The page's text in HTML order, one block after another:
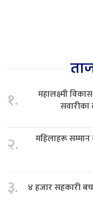
१.
महालक्ष्मी
सवारीका
२.
महिलाहरू सम्मान
३. ४ हजार सहकारी